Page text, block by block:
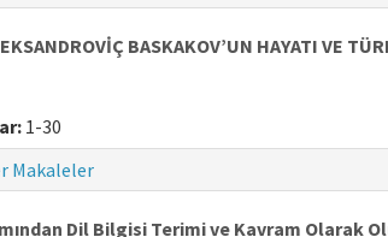
BASKAKOV’UN HAYATI VE
1-30
Makaleler
Dil Bilgisi Terimi ve Kavram Olarak